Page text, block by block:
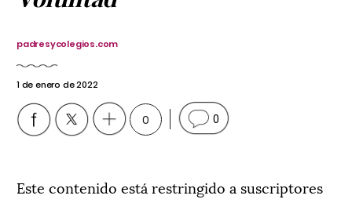
padresycolegios.com
1 de enero de 2022
0 0
Este contenido está restringido a suscriptores